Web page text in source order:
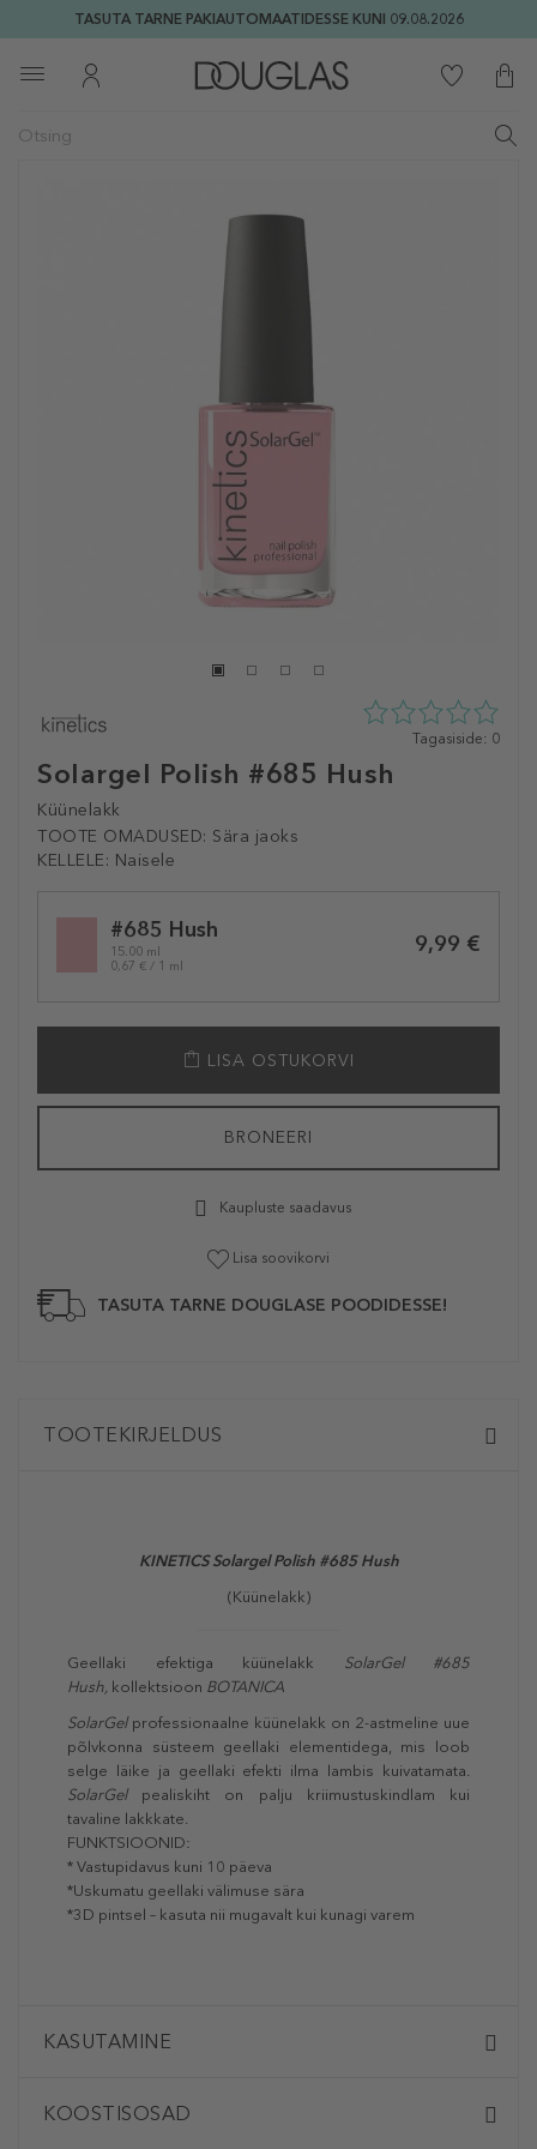
TASUTA TARNE PAKIAUTOMAATIDESSE KUNI 09.08.2026
Solargel Polish #685 Hush
Küünelakk
TOOTE OMADUSED: Sära jaoks
KELLELE: Naisele
0
Tagasiside: 0
variation#685 Hush
15.00 ml
0,67 € / 1 ml
9,99 €
LISA OSTUKORVI
BRONEERI
Kaupluste saadavus
Lisa soovikorvi
TASUTA TARNE DOUGLASE POODIDESSE!
TOOTEKIRJELDUS
KINETICS Solargel Polish #685 Hush
(Küünelakk)
Geellaki efektiga küünelakk SolarGel #685
Hush, kollektsioon BOTANICA
SolarGelprofessionaalne küünelakk on 2-astmeline uue
põlvkonna süsteem geellaki elementidega, mis loob
selge läike ja geellaki efekti ilma lambis kuivatamata.
SolarGelpealiskiht on palju kriimustuskindlam kui
tavaline lakkkate.
FUNKTSIOONID:
* Vastupidavus kuni 10 päeva
*Uskumatu geellaki välimuse sära
*3D pintsel – kasuta nii mugavalt kui kunagi varem
KASUTAMINE
KOOSTISOSAD